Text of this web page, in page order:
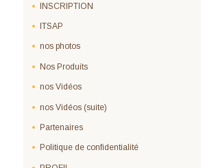
INSCRIPTION
ITSAP
nos photos
Nos Produits
nos Vidéos
nos Vidéos (suite)
Partenaires
Politique de confidentialité